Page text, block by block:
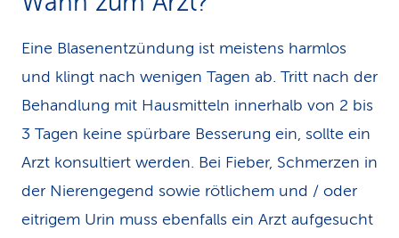
Eine Blasenentzündung ist meistens harmlos
und klingt nach wenigen Tagen ab. Tritt nach der
Behandlung mit Hausmitteln innerhalb von 2 bis
3 Tagen keine spürbare Besserung ein, sollte ein
Arzt konsultiert werden. Bei Fieber, Schmerzen in
der Nierengegend sowie rötlichem und / oder
eitrigem Urin muss ebenfalls ein Arzt aufgesucht